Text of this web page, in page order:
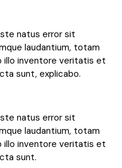
natus error sit
laudantium, totam
illo inventore veritatis et
sunt, explicabo.
natus error sit
laudantium, totam
illo inventore veritatis et
sunt.